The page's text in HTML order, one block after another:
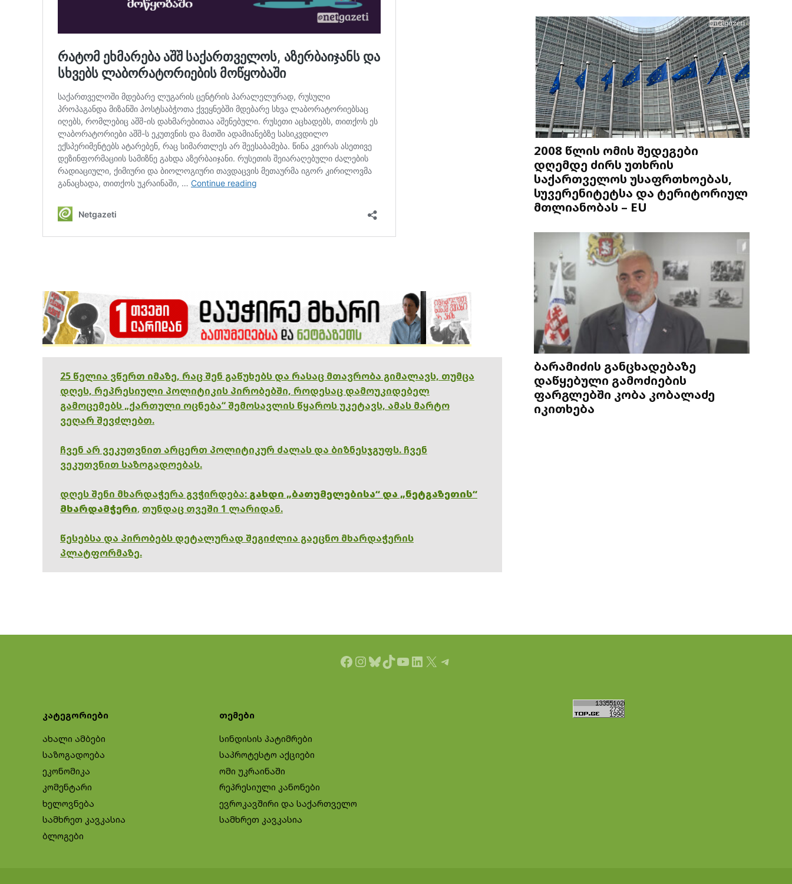
25 წელია ვწერთ იმაზე, რაც შენ გაწუხებს და რასაც მთავრობა გიმალავს, თუმცა
დღეს, რეპრესიული პოლიტიკის პირობებში, როდესაც დამოუკიდებელ
გამოცემებს „ქართული ოცნება“ შემოსავლის წყაროს უკეტავს, ამას მარტო
ვეღარ შევძლებთ.
ჩვენ არ ვეკუთვნით არცერთ პოლიტიკურ ძალას და ბიზნესჯგუფს. ჩვენ
ვეკუთვნით საზოგადოებას.
დღეს შენი მხარდაჭერა გვჭირდება: გახდი „ბათუმელებისა“ და „ნეტგაზეთის“
მხარდამჭერი, თუნდაც თვეში 1 ლარიდან.
წესებსა და პირობებს დეტალურად შეგიძლია გაეცნო მხარდაჭერის
პლატფორმაზე.
2008 წლის ომის შედეგები
დღემდე ძირს უთხრის
საქართველოს უსაფრთხოებას,
სუვერენიტეტსა და ტერიტორიულ
მთლიანობას – EU
ბარამიძის განცხადებაზე
დაწყებული გამოძიების
ფარგლებში კობა კობალაძე
იკითხება
Facebook
Instagram
Bluesky
TikTok
YouTube
LinkedIn
X Telegram
კატეგორიები
ახალი ამბები
საზოგადოება
ეკონომიკა
კომენტარი
ხელოვნება
სამხრეთ კავკასია
ბლოგები
თემები
სინდისის პატიმრები
საპროტესტო აქციები
ომი უკრაინაში
რეპრესიული კანონები
ევროკავშირი და საქართველო
სამხრეთ კავკასია